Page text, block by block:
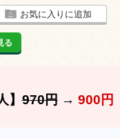
お気に入りに追加
る
】970円→ 900円